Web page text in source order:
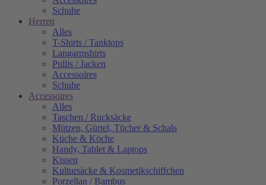
Schuhe
Herren
Alles
T-Shirts / Tanktops
Langarmshirts
Pullis / Jacken
Accessoires
Schuhe
Accessoires
Alles
Taschen / Rucksäcke
Mützen, Gürtel, Tücher & Schals
Küche & Köche
Handy, Tablet & Laptops
Kissen
Kultursäcke & Kosmetikschiffchen
Porzellan / Bambus